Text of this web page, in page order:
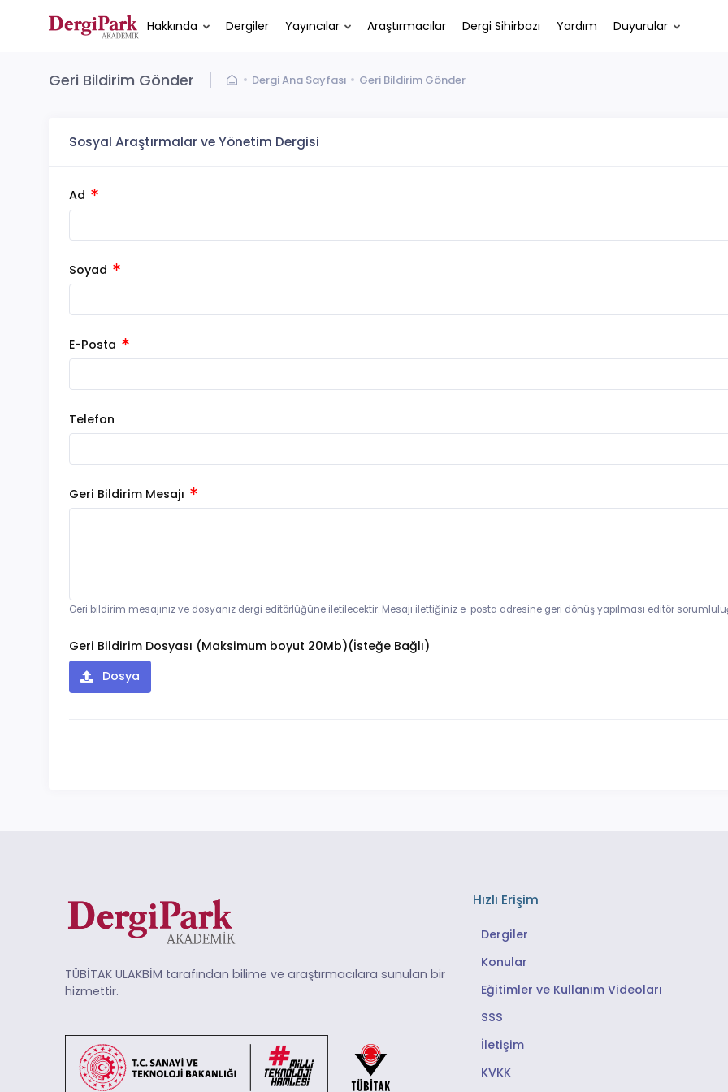
Hakkında Dergiler Yayıncılar Araştırmacılar Dergi Sihirbazı Yardım Duyurular
Geri Bildirim Gönder Dergi Ana Sayfası Geri Bildirim Gönder
Sosyal Araştırmalar ve Yönetim Dergisi
Ad
Soyad
E-Posta
Telefon
Geri Bildirim Mesajı
Geri bildirim mesajınız ve dosyanız dergi editörlüğüne iletilecektir. Mesajı ilettiğiniz e-posta adresine geri dönüş yapılması editör
Geri Bildirim Dosyası (Maksimum boyut 20Mb)(İsteğe Bağlı)
Dosya
TÜBİTAK ULAKBİM tarafından bilime ve araştırmacılara sunulan bir
hizmettir.
Hızlı Erişim
Dergiler
Konular
Eğitimler ve Kullanım Videoları
SSS
İletişim
KVKK